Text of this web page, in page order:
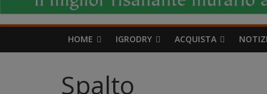
HOME IGRODRY ACQUISTA
Spalto